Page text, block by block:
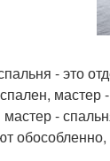
- это
мастер
-
обособленно,